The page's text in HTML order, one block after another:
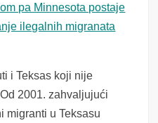
pa Minnesota postaje
ilegalnih migranata
i Teksas koji nije
2001. zahvaljujući
migranti u Teksasu